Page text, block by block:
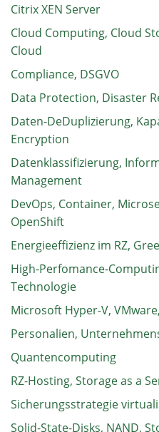
Citrix XEN Server
Cloud Computing, Cloud
Cloud
Compliance, DSGVO
Data Protection, Disaster
Daten-DeDuplizierung,
Encryption
Datenklassifizierung,
Management
DevOps, Container,
OpenShift
Energieeffizienz im RZ,
High-Perfomance-
Technologie
Microsoft Hyper-V,
Personalien,
Quantencomputing
RZ-Hosting, Storage as a
Sicherungsstrategie
Solid-State-Disks, NAND,